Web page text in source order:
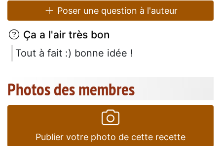
Poser une question à l'auteur
Ça a l'air très bon
Tout à fait :) bonne idée !
Photos des membres
Publier votre photo de cette recette